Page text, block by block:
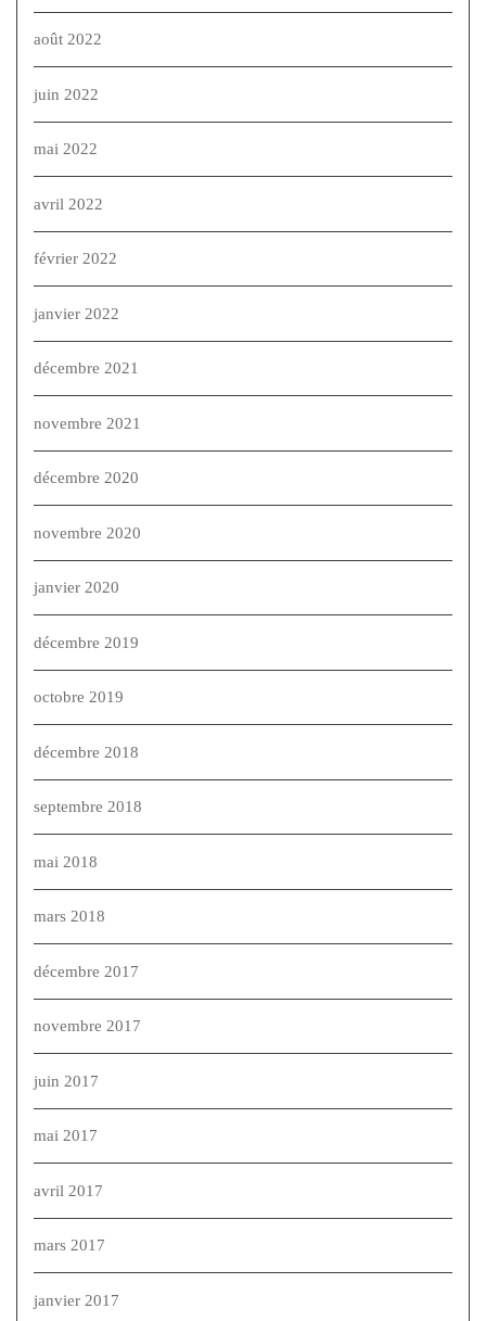
août 2022
juin 2022
mai 2022
avril 2022
février 2022
janvier 2022
décembre 2021
novembre 2021
décembre 2020
novembre 2020
janvier 2020
décembre 2019
octobre 2019
décembre 2018
septembre 2018
mai 2018
mars 2018
décembre 2017
novembre 2017
juin 2017
mai 2017
avril 2017
mars 2017
janvier 2017